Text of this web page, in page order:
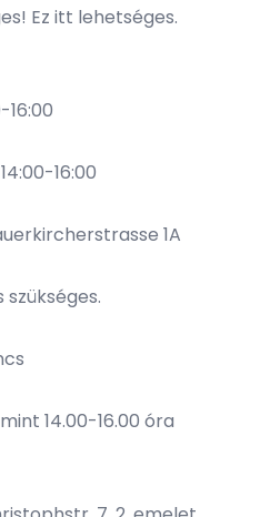
Ez itt lehetséges.
16:00
16:00
1A
szükséges.
14.00-16.00 óra